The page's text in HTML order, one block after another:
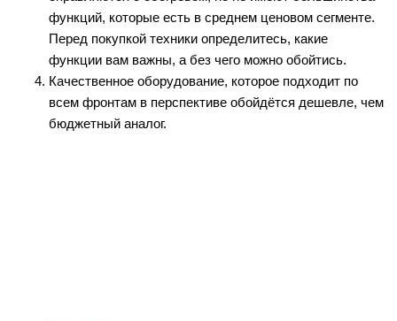
функций, которые есть в среднем ценовом сегменте.
Перед покупкой техники определитесь, какие
функции вам важны, а без чего можно обойтись.
Качественное оборудование, которое подходит по
всем фронтам в перспективе обойдётся дешевле, чем
бюджетный аналог.